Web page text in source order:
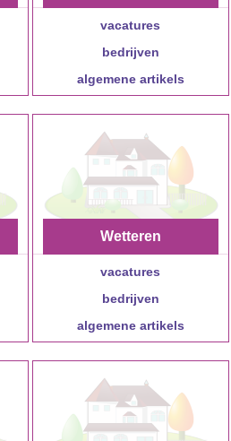
vacatures
bedrijven
algemene artikels
Wetteren
vacatures
bedrijven
algemene artikels